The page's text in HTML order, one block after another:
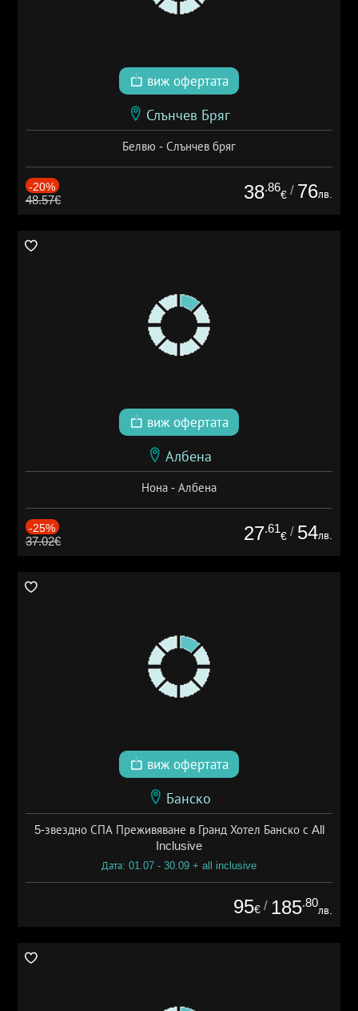
виж офертата
Слънчев Бряг
Белвю - Слънчев бряг
-20%
48.57€ 38.86
€ / 76лв.
виж офертата
Албена
Нона - Албена
-25%
37.02€ 27.61
€ / 54лв.
виж офертата
Банско
5-звездно СПА Преживяване в Гранд Хотел Банско с All
Inclusive
Дата: 01.07 - 30.09 + all inclusive
95€ / 185.80
лв.